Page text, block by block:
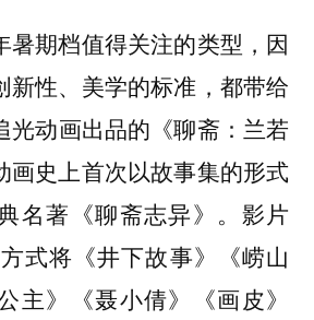
期档值得关注的类型， 因
新性、美学的标准，都带给
光动画出品的《聊斋：兰若
画史上首次以故事集的形式
名著《聊斋志异》。影片
方式将《井下故事》《崂山
主》《聂小倩》《画皮》